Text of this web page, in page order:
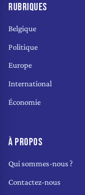
RUBRIQUES
Belgique
Politique
Europe
International
Économie
À PROPOS
Qui sommes-nous ?
Contactez-nous